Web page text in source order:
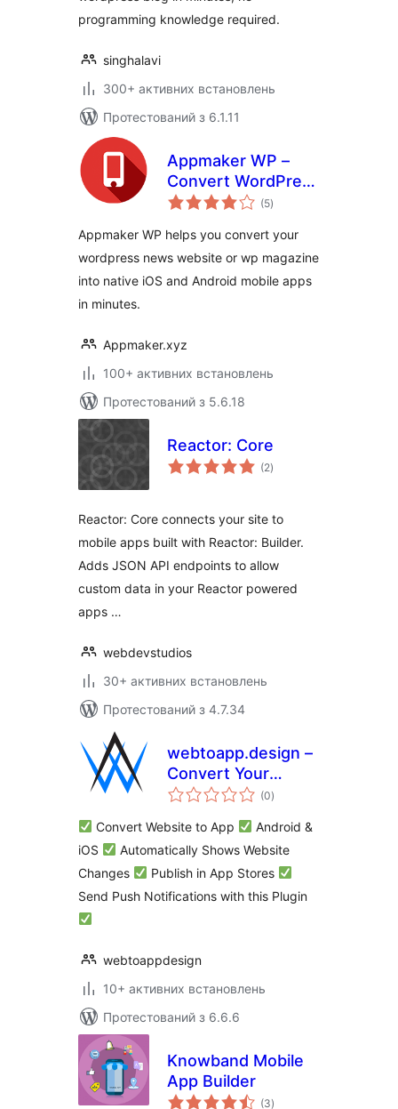
programming knowledge required.
singhalavi
300+ активних встановлень
Протестований з 6.1.11
Appmaker WP –
Convert WordPress
to Native Android &
(5загальний
рейтинг
)
Appmaker WP helps you convert your
wordpress news website or wp magazine
into native iOS and Android mobile apps
in minutes.
Appmaker.xyz
100+ активних встановлень
Протестований з 5.6.18
Reactor: Core
(2загальний
рейтинг
)
Reactor: Core connects your site to
mobile apps built with Reactor: Builder.
Adds JSON API endpoints to allow
custom data in your Reactor powered
apps …
webdevstudios
30+ активних встановлень
Протестований з 4.7.34
webtoapp.design –
Convert Your
WordPress Website
Push Notifications
(0загальний
рейтинг
)
Convert Website to App
Android &
iOS
Automatically Shows Website
Changes
Publish in App Stores
Send Push Notifications with this Plugin
webtoappdesign
10+ активних встановлень
Протестований з 6.6.6
Knowband Mobile
App Builder
(3загальний
)